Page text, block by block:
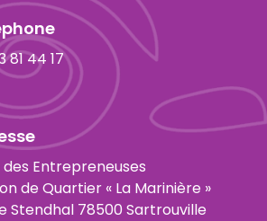
81 44 17
des Entrepreneuses
de Quartier « La Marinière »
Stendhal 78500 Sartrouville